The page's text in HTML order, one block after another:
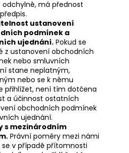
odchylně, má přednost
ustanovení
podmínek a
ujednání.Pokud se
z ustanovení obchodních
nebo smluvních
stane neplatným,
nebo se k němu
přihlížet, není tím dotčena
a účinnost ostatních
obchodních podmínek
ujednání.
s mezinárodním
Právní poměry mezi námi
v případě přítomnosti